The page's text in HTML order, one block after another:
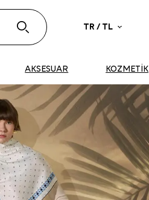
TR / TL
AKSESUAR KOZMETİK